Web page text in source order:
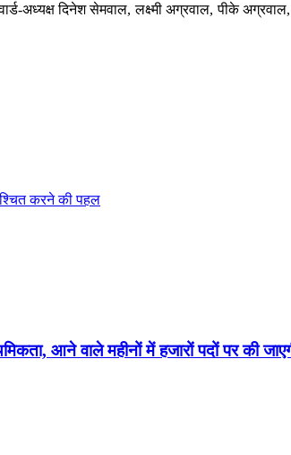
अध्यक्ष दिनेश सेमवाल, लक्ष्मी अग्रवाल, पीके
करने की पहल
आने वाले महीनों में हजारों पदों पर की